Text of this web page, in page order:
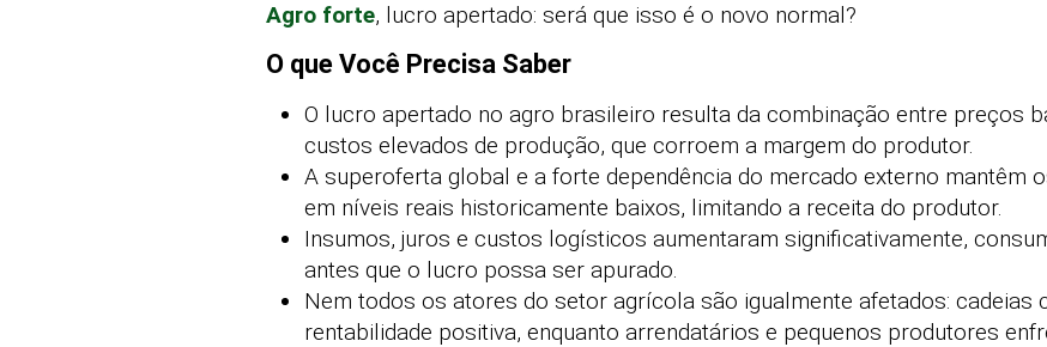
Agro forte, lucro apertado: será que isso é o novo normal?
O que Você Precisa Saber
O lucro apertado no agro brasileiro resulta da combinação entre preços
custos elevados de produção, que corroem a margem do produtor.
A superoferta global e a forte dependência do mercado externo mantêm
em níveis reais historicamente baixos, limitando a receita do produtor.
Insumos, juros e custos logísticos aumentaram significativamente,
antes que o lucro possa ser apurado.
Nem todos os atores do setor agrícola são igualmente afetados: cadeias
rentabilidade positiva, enquanto arrendatários e pequenos produtores